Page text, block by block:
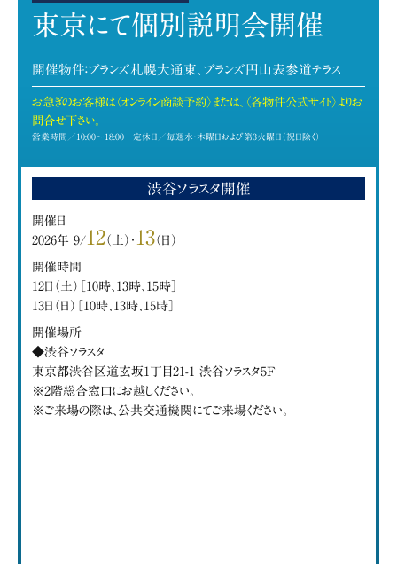
東京にて個別説明会開催
開催物件：ブランズ札幌大通東、ブランズ円山表参道テラス
お急ぎのお客様は〈オンライン商談予約〉または、〈各物件公式サイト〉よりお
問合せ下さい。
営業時間／10:00～18:00 定休日／毎週水・木曜日および第3火曜日（祝日除く）
渋谷ソラスタ開催
開催日
2026年 9/12（土）・ 13（日）
開催時間
12日（土）［10時、13時、15時］
13日（日）［10時、13時、15時］
開催場所
◆渋谷ソラスタ
東京都渋谷区道玄坂1丁目21-1 渋谷ソラスタ5F
※2階総合窓口にお越しください。
※ご来場の際は、公共交通機関にてご来場ください。